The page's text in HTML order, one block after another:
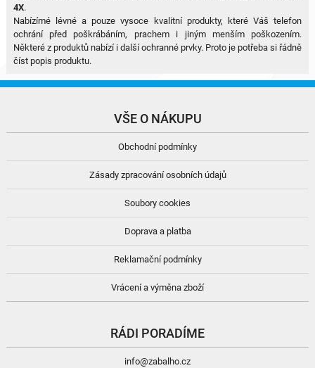
4X.
Nabízímé lévné a pouze vysoce kvalitní produkty, které Váš telefon
ochrání před poškrábáním, prachem i jiným menším poškozením.
Některé z produktů nabízí i další ochranné prvky. Proto je potřeba si řádně
číst popis produktu.
VŠE O NÁKUPU
Obchodní podmínky
Zásady zpracování osobních údajů
Soubory cookies
Doprava a platba
Reklamační podmínky
Vrácení a výměna zboží
RÁDI PORADÍME
info@zabalho.cz